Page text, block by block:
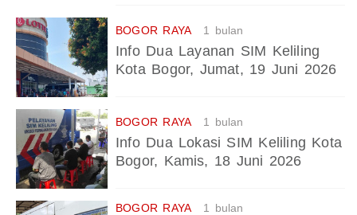
BOGOR RAYA 1 bulan
Info Dua Layanan SIM Keliling
Kota Bogor, Jumat, 19 Juni 2026
BOGOR RAYA 1 bulan
Info Dua Lokasi SIM Keliling Kota
Bogor, Kamis, 18 Juni 2026
BOGOR RAYA 1 bulan